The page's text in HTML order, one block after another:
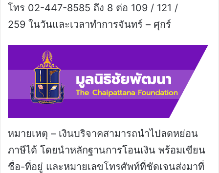
โทร 02-447-8585 ถึง 8 ต่อ 109 / 121 /
259 ในวันและเวลาทำการจันทร์ – ศุกร์
หมายเหตุ – เงินบริจาคสามารถนำไปลดหย่อน
ภาษีได้ โดยนำหลักฐานการโอนเงิน พร้อมเขียน
ชื่อ-ที่อยู่ และหมายเลขโทรศัพท์ที่ชัดเจนส่งมาที่